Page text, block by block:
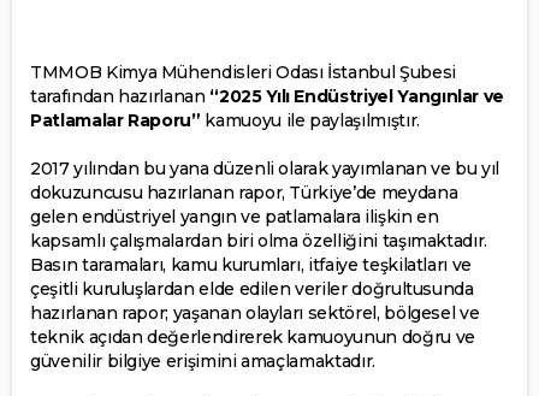
TMMOB Kimya Mühendisleri Odası İstanbul Şubesi
tarafından hazırlanan “2025 Yılı Endüstriyel Yangınlar ve
Patlamalar Raporu” kamuoyu ile paylaşılmıştır.
2017 yılından bu yana düzenli olarak yayımlanan ve bu yıl
dokuzuncusu hazırlanan rapor, Türkiye’de meydana
gelen endüstriyel yangın ve patlamalara ilişkin en
kapsamlı çalışmalardan biri olma özelliğini taşımaktadır.
Basın taramaları, kamu kurumları, itfaiye teşkilatları ve
çeşitli kuruluşlardan elde edilen veriler doğrultusunda
hazırlanan rapor; yaşanan olayları sektörel, bölgesel ve
teknik açıdan değerlendirerek kamuoyunun doğru ve
güvenilir bilgiye erişimini amaçlamaktadır.